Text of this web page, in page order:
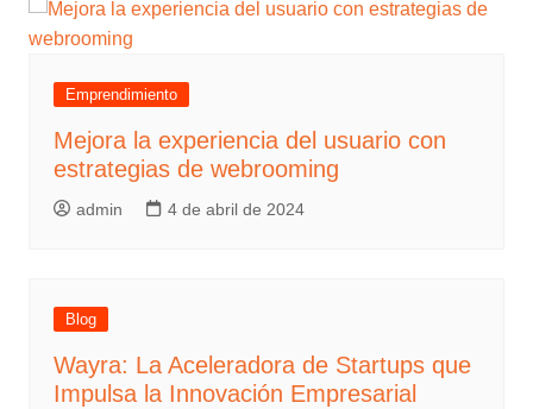
Emprendimiento
Mejora la experiencia del usuario con
estrategias de webrooming
admin 4 de abril de 2024
Blog
Wayra: La Aceleradora de Startups que
Impulsa la Innovación Empresarial